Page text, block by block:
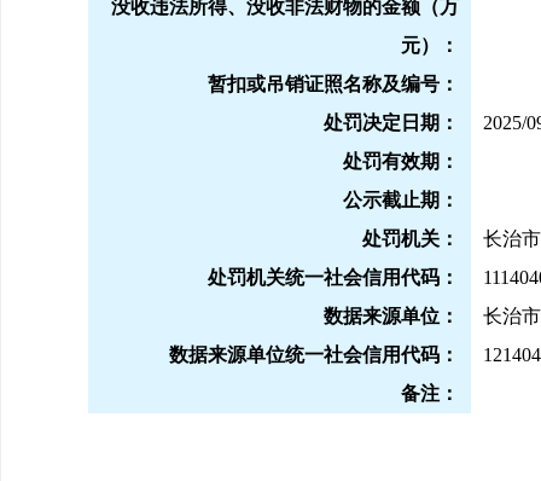
没收违法所得、没收非法财物的金额（万
元）：
暂扣或吊销证照名称及编号：
处罚决定日期：
2025/
处罚有效期：
公示截止期：
处罚机关：
长治
处罚机关统一社会信用代码：
数据来源单位：
长治
数据来源单位统一社会信用代码：
备注：